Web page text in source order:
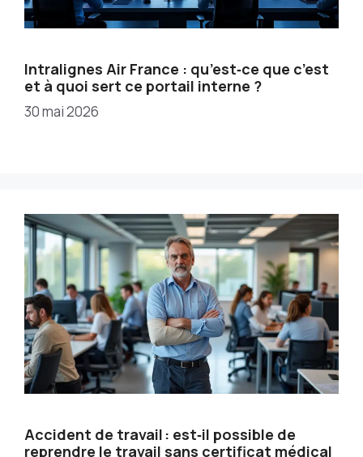
Intralignes Air France : qu’est‑ce que c’est
et à quoi sert ce portail interne ?
30 mai 2026
Accident de travail : est‑il possible de
reprendre le travail sans certificat médical